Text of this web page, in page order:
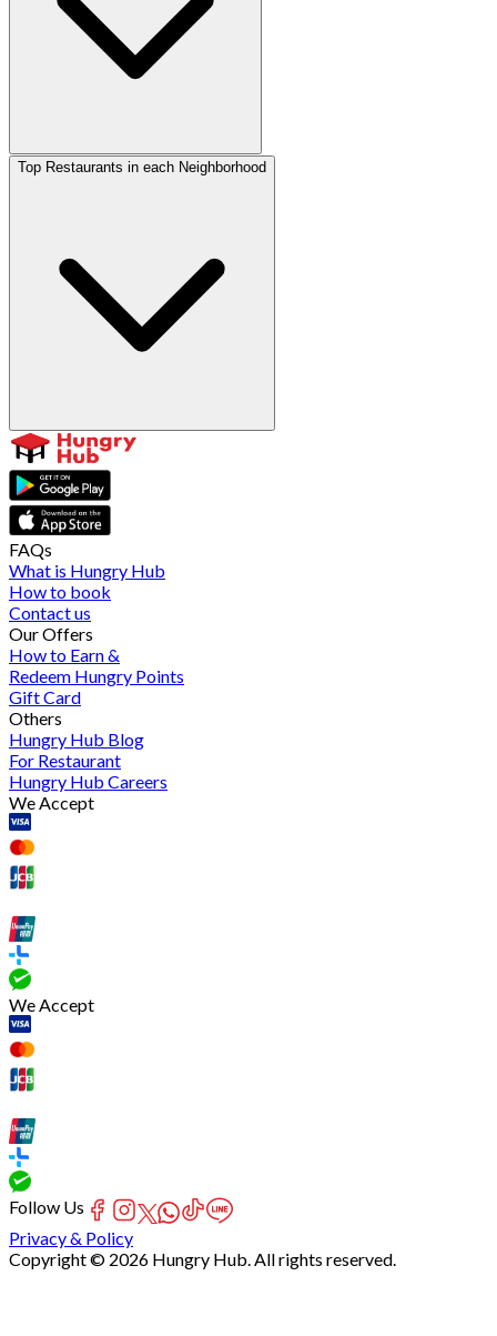
Top Restaurants in each Neighborhood
FAQs
What is Hungry Hub
How to book
Contact us
Our Offers
How to Earn &
Redeem Hungry Points
Gift Card
Others
Hungry Hub Blog
For Restaurant
Hungry Hub Careers
We Accept
We Accept
Follow Us
Privacy & Policy
Copyright © 2026 Hungry Hub. All rights reserved.